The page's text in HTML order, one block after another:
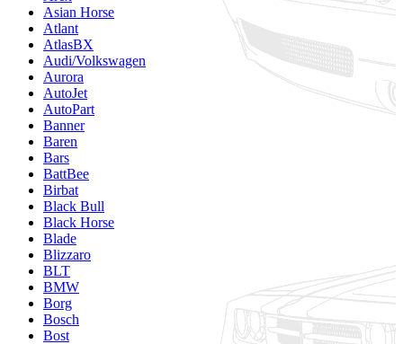
Asian Horse
Atlant
AtlasBX
Audi/Volkswagen
Aurora
AutoJet
AutoPart
Banner
Baren
Bars
BattBee
Birbat
Black Bull
Black Horse
Blade
Blizzaro
BLT
BMW
Borg
Bosch
Bost